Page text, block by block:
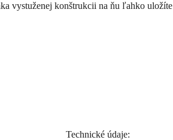
vystuženej konštrukcii na ňu ľahko
Technické údaje: